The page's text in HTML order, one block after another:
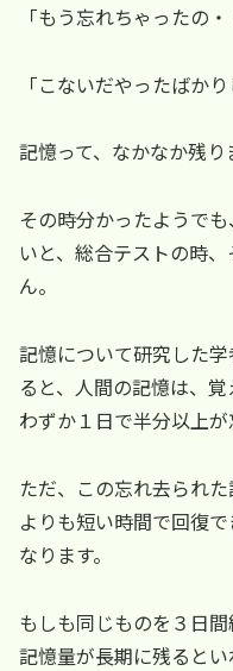
「もう忘れちゃったの・
「こないだやったばかり
記憶って、なかなか残り
その時分かったようで
いと、総合テストの時
ん。
記憶について研究した
ると、人間の記憶は、
わずか１日で半分以上が
ただ、この忘れ去られ
よりも短い時間で回復
なります。
もしも同じものを３日
記憶量が長期に残るとい